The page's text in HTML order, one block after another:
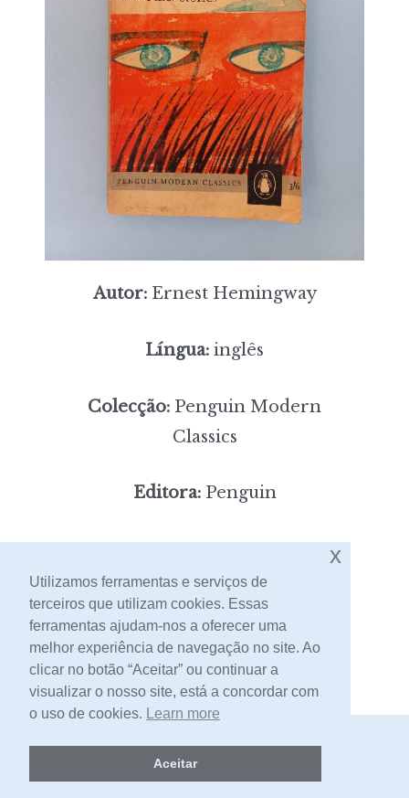
Autor:Ernest Hemingway
Língua: inglês
Colecção: Penguin Modern
Classics
Editora:Penguin
[portes incluídos]
Contacto
2026 -Livraria Egrégora
Utilizamos ferramentas e serviços de
terceiros que utilizam cookies. Essas
ferramentas ajudam-nos a oferecer uma
melhor experiência de navegação no site. Ao
clicar no botão “Aceitar” ou continuar a
visualizar o nosso site, está a concordar com
o uso de cookies. Learn more
Aceitar
x